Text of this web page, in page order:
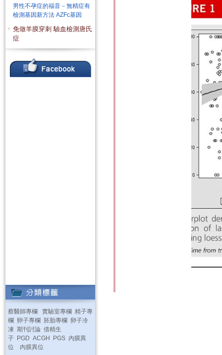
男性不孕症的福音－無精症有
檢測基因新方法 AZFc基因
免做羊膜穿刺 驗血檢測唐氏
症
蔡醫師專欄 實驗室專欄 精子專
欄 卵子專欄 胚胎專欄 卵子冷
凍 期刊討論 借精生
子 PGD ACGH PGS 內膜異
位
內膜異位